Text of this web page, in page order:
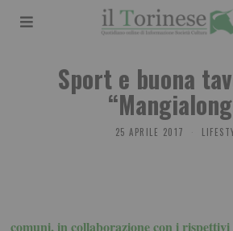
Sport e buona
25 APRILE 2017
comuni, in collaborazione con i